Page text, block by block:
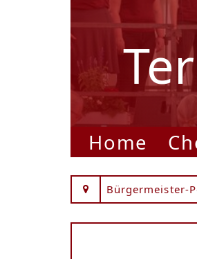
Home
Bürgermeister-